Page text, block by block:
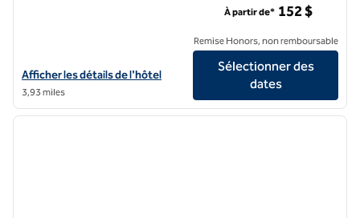
Afficher les détails de l'hôtel Hilton President Kansas City
Afficher les détails de l'hôtel
3,93 miles
À partir de* 152 $
Remise Honors, non remboursable
Sélectionner des
dates
1/12
1 sur 12